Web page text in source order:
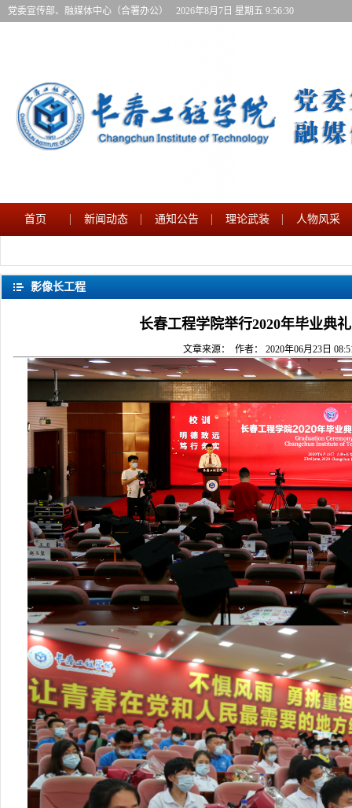
党委宣传部、融媒体中心（合署办公） 2026年8月7日星期五 9:56:32
首页 新闻动态 通知公告 理论武装 人物风采
影像长工程
长春工程学院举行2020年毕业典
文章来源：作者： 2020年06月23日